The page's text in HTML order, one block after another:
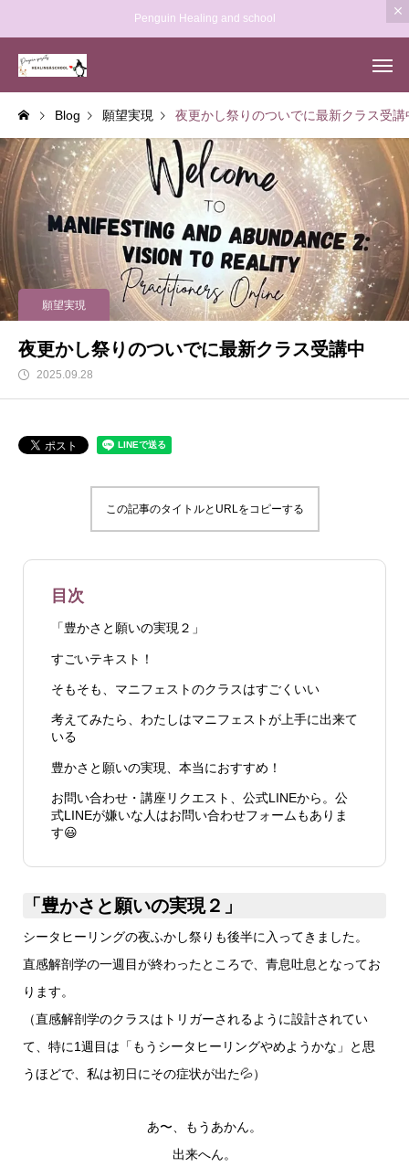
Penguin Healing and school
Blog 願望実現 夜更かし祭りのついでに最新クラス受講
願望実現
夜更かし祭りのついでに最新クラス受講中
2025.09.28
この記事のタイトルとURLをコピーする
目次
「豊かさと願いの実現２」
すごいテキスト！
そもそも、マニフェストのクラスはすごくいい
考えてみたら、わたしはマニフェストが上手に出来て
いる
豊かさと願いの実現、本当におすすめ！
お問い合わせ・講座リクエスト、公式LINEから。公
式LINEが嫌いな人はお問い合わせフォームもありま
す😃
「豊かさと願いの実現２」
シータヒーリングの夜ふかし祭りも後半に入ってきました。
直感解剖学の一週目が終わったところで、青息吐息となってお
ります。
（直感解剖学のクラスはトリガーされるように設計されてい
て、特に1週目は「もうシータヒーリングやめようかな」と思
うほどで、私は初日にその症状が出た💦）
あ〜、もうあかん。
出来へん。